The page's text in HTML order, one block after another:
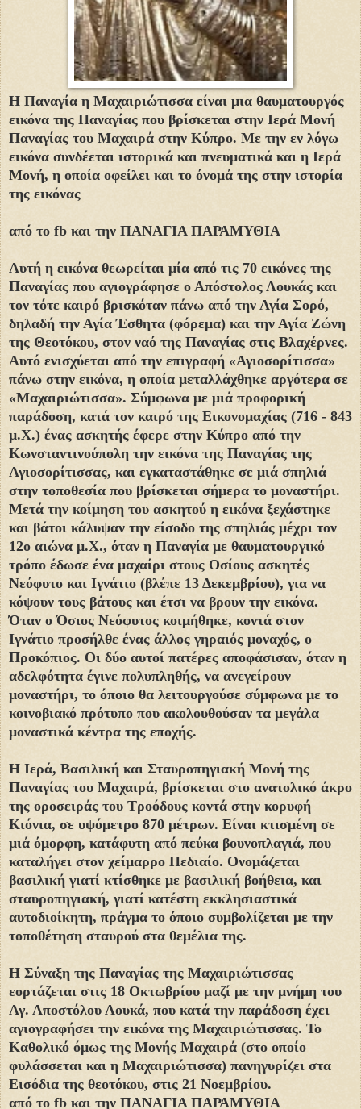
Η Παναγία η Μαχαιριώτισσα είναι μια θαυματουργός
εικόνα της Παναγίας που βρίσκεται στην Ιερά Μονή
Παναγίας του Μαχαιρά στην Κύπρο. Με την εν λόγω
εικόνα συνδέεται ιστορικά και πνευματικά και η Ιερά
Μονή, η οποία οφείλει και το όνομά της στην ιστορία
της εικόνας
από το fb και την ΠΑΝΑΓΙΑ ΠΑΡΑΜΥΘΙΑ
Αυτή η εικόνα θεωρείται μία από τις 70 εικόνες της
Παναγίας που αγιογράφησε ο Απόστολος Λουκάς και
τον τότε καιρό βρισκόταν πάνω από την Αγία Σορό,
δηλαδή την Αγία Έσθητα (φόρεμα) και την Αγία Ζώνη
της Θεοτόκου, στον ναό της Παναγίας στις Βλαχέρνες.
Αυτό ενισχύεται από την επιγραφή «Αγιοσορίτισσα»
πάνω στην εικόνα, η οποία μεταλλάχθηκε αργότερα σε
«Μαχαιριώτισσα». Σύμφωνα με μιά προφορική
παράδοση, κατά τον καιρό της Εικονομαχίας (716 - 843
μ.Χ.) ένας ασκητής έφερε στην Κύπρο από την
Κωνσταντινούπολη την εικόνα της Παναγίας της
Αγιοσορίτισσας, και εγκαταστάθηκε σε μιά σπηλιά
στην τοποθεσία που βρίσκεται σήμερα το μοναστήρι.
Μετά την κοίμηση του ασκητού η εικόνα ξεχάστηκε
και βάτοι κάλυψαν την είσοδο της σπηλιάς μέχρι τον
12o αιώνα μ.Χ., όταν η Παναγία με θαυματουργικό
τρόπο έδωσε ένα μαχαίρι στους Οσίους ασκητές
Νεόφυτο και Ιγνάτιο (βλέπε 13 Δεκεμβρίου), για να
κόψουν τους βάτους και έτσι να βρουν την εικόνα.
Όταν ο Όσιος Νεόφυτος κοιμήθηκε, κοντά στον
Iγνάτιο προσήλθε ένας άλλος γηραιός μοναχός, ο
Προκόπιος. Οι δύο αυτοί πατέρες αποφάσισαν, όταν η
αδελφότητα έγινε πολυπληθής, να ανεγείρουν
μοναστήρι, το όποιο θα λειτουργούσε σύμφωνα με το
κοινοβιακό πρότυπο που ακολουθούσαν τα μεγάλα
μοναστικά κέντρα της εποχής.
H Ιερά, Βασιλική και Σταυροπηγιακή Μονή της
Παναγίας του Μαχαιρά, βρίσκεται στο ανατολικό άκρο
της οροσειράς του Τροόδους κοντά στην κορυφή
Κιόνια, σε υψόμετρο 870 μέτρων. Είναι κτισμένη σε
μιά όμορφη, κατάφυτη από πεύκα βουνοπλαγιά, που
καταλήγει στον χείμαρρο Πεδιαίο. Ονομάζεται
βασιλική γιατί κτίσθηκε με βασιλική βοήθεια, και
σταυροπηγιακή, γιατί κατέστη εκκλησιαστικά
αυτοδιοίκητη, πράγμα το όποιο συμβολίζεται με την
τοποθέτηση σταυρού στα θεμέλια της.
Η Σύναξη της Παναγίας της Μαχαιριώτισσας
εορτάζεται στις 18 Οκτωβρίου μαζί με την μνήμη του
Αγ. Αποστόλου Λουκά, που κατά την παράδοση έχει
αγιογραφήσει την εικόνα της Μαχαιριώτισσας. Το
Καθολικό όμως της Μονής Μαχαιρά (στο οποίο
φυλάσσεται και η Μαχαιριώτισσα) πανηγυρίζει στα
Εισόδια της θεοτόκου, στις 21 Νοεμβρίου.
από το fb και την ΠΑΝΑΓΙΑ ΠΑΡΑΜΥΘΙΑ